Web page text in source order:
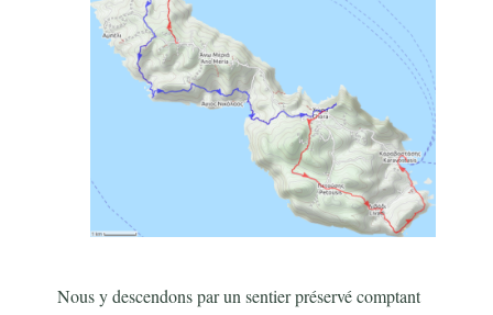
Nous y descendons par un sentier préservé comptant